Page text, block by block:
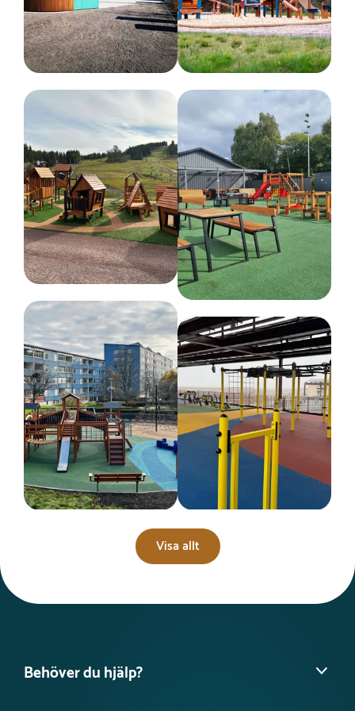
Längd :287 cm
Rekommenderad ålder
1-6 år
Färg
Olika färger
Nettovikt
170 kg
Visa allt
Behöver du hjälp?